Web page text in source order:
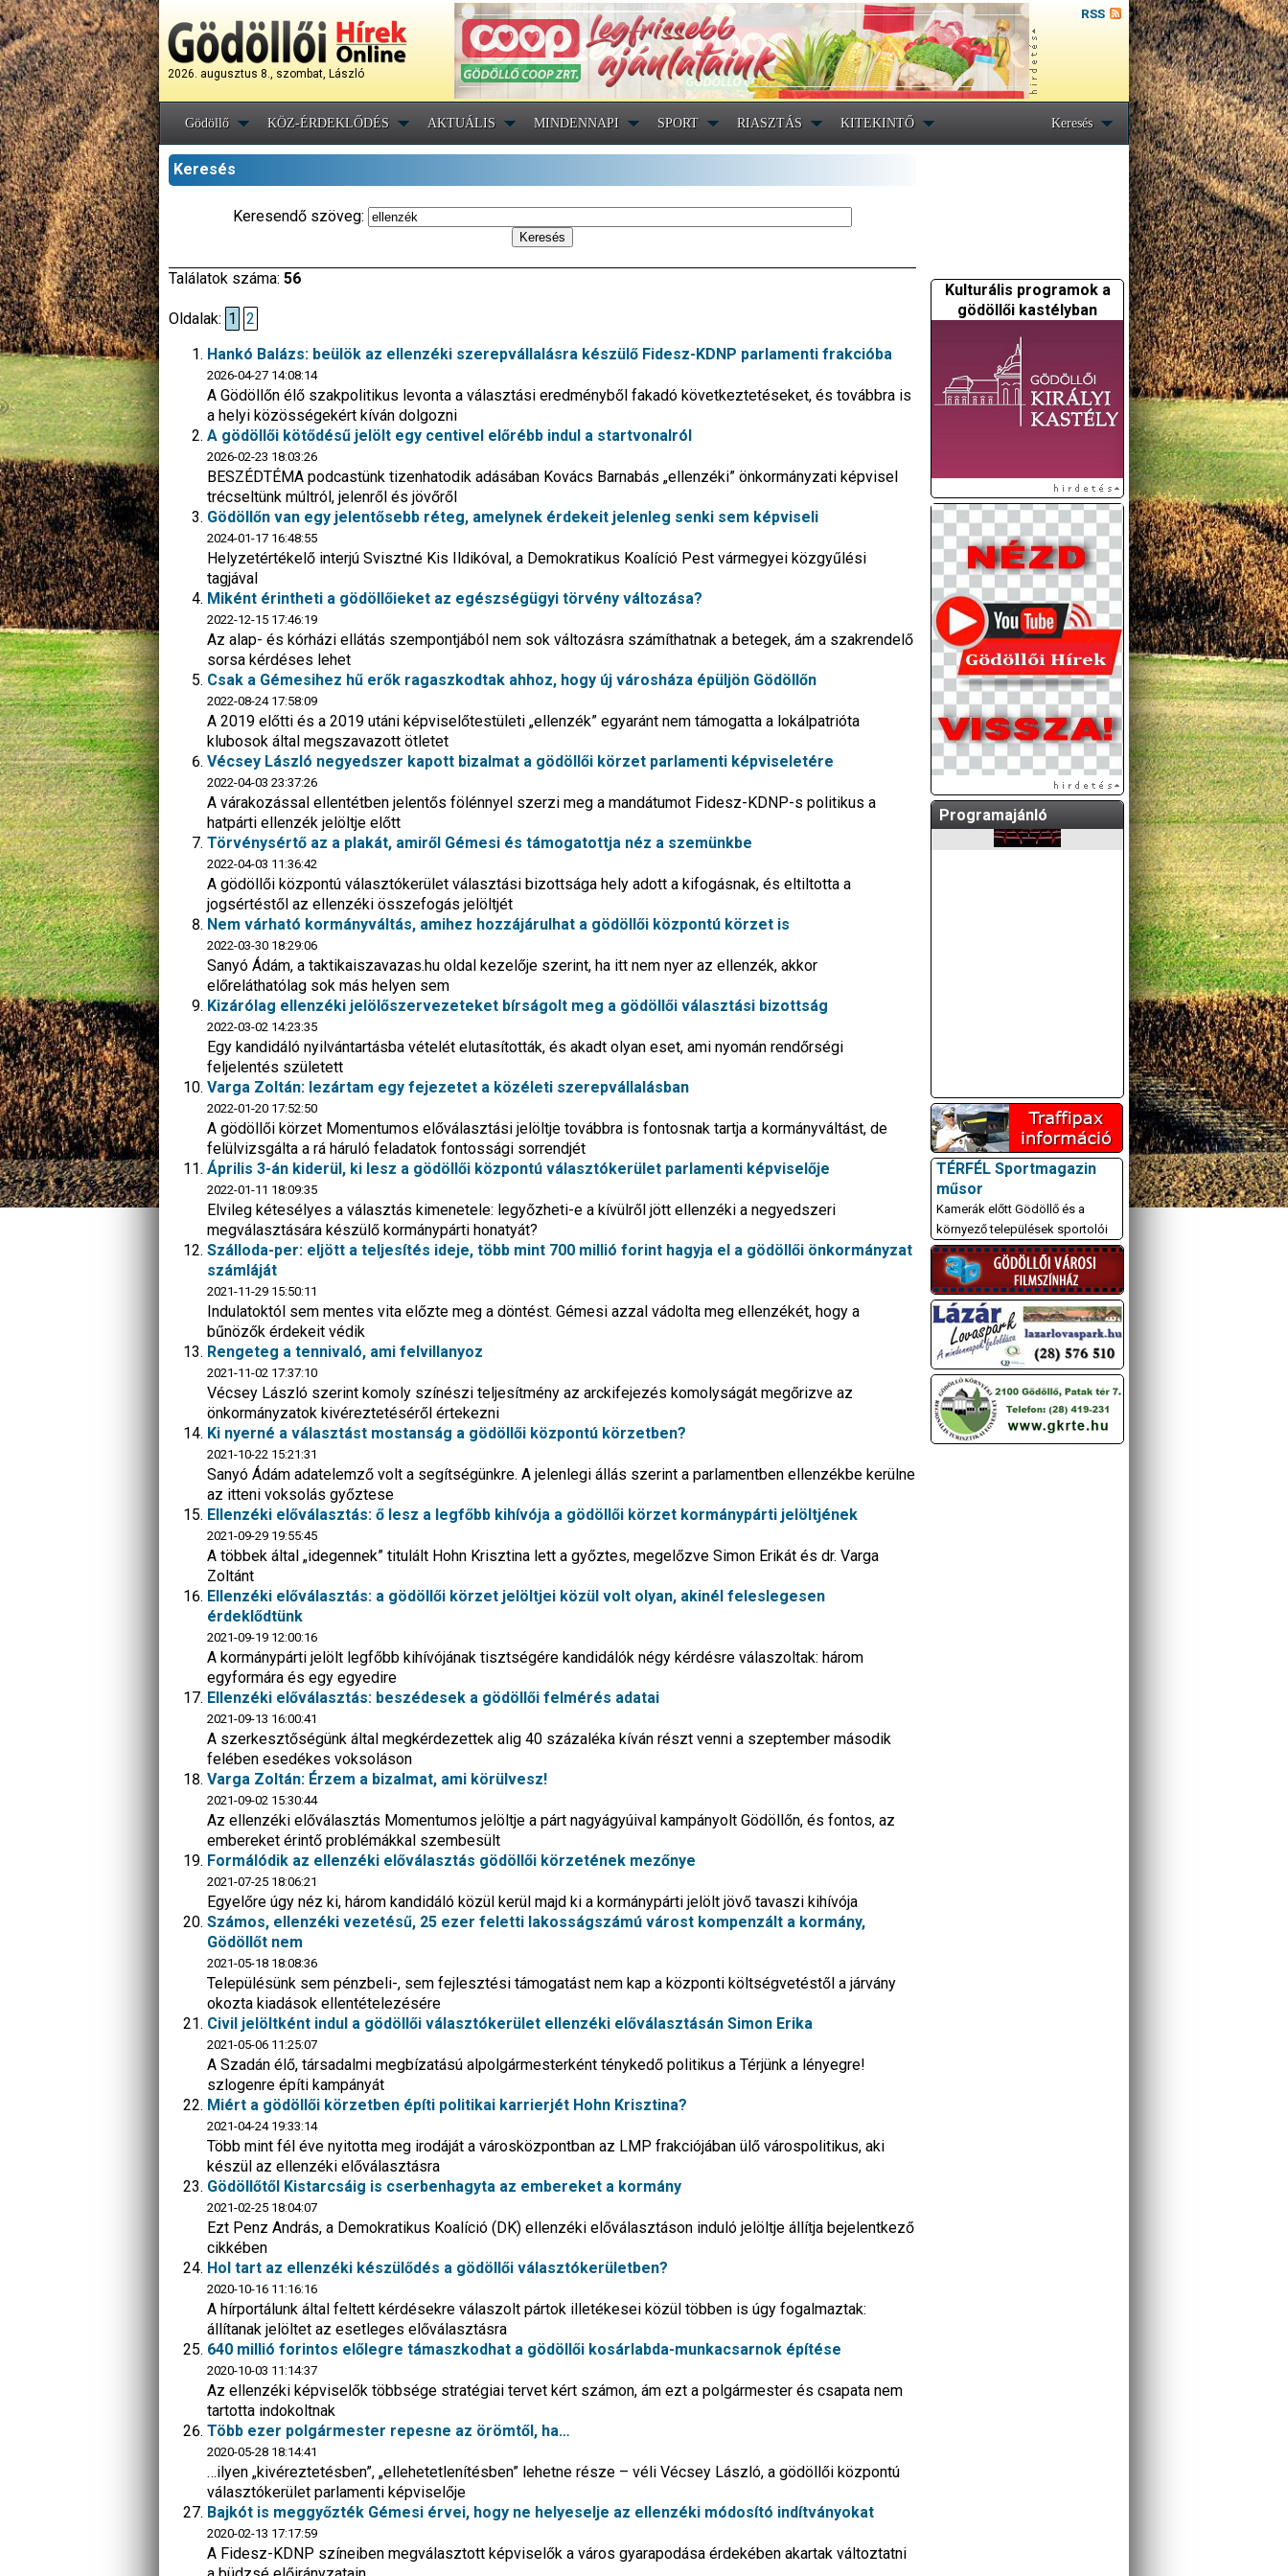
2026. augusztus 8., szombat, László
RSS
Gödöllő KÖZ-ÉRDEKLŐDÉS AKTUÁLIS MINDENNAPI SPORT RIASZTÁS KITEKINTŐ Keresés
Keresés
Keresendő szöveg:
Találatok száma: 56
Oldalak: 1
2
Hankó Balázs: beülök az ellenzéki szerepvállalásra készülő Fidesz-KDNP parlamenti frakcióba
2026-04-27 14:08:14
A Gödöllőn élő szakpolitikus levonta a választási eredményből fakadó következtetéseket, és továbbra is
a helyi közösségekért kíván dolgozni
A gödöllői kötődésű jelölt egy centivel előrébb indul a startvonalról
2026-02-23 18:03:26
BESZÉDTÉMA podcastünk tizenhatodik adásában Kovács Barnabás „ellenzéki” önkormányzati képvisel
trécseltünk múltról, jelenről és jövőről
Gödöllőn van egy jelentősebb réteg, amelynek érdekeit jelenleg senki sem képviseli
2024-01-17 16:48:55
Helyzetértékelő interjú Svisztné Kis Ildikóval, a Demokratikus Koalíció Pest vármegyei közgyűlési
tagjával
Miként érintheti a gödöllőieket az egészségügyi törvény változása?
2022-12-15 17:46:19
Az alap- és kórházi ellátás szempontjából nem sok változásra számíthatnak a betegek, ám a szakrendelő
sorsa kérdéses lehet
Csak a Gémesihez hű erők ragaszkodtak ahhoz, hogy új városháza épüljön Gödöllőn
2022-08-24 17:58:09
A 2019 előtti és a 2019 utáni képviselőtestületi „ellenzék” egyaránt nem támogatta a lokálpatrióta
klubosok által megszavazott ötletet
Vécsey László negyedszer kapott bizalmat a gödöllői körzet parlamenti képviseletére
2022-04-03 23:37:26
A várakozással ellentétben jelentős fölénnyel szerzi meg a mandátumot Fidesz-KDNP-s politikus a
hatpárti ellenzék jelöltje előtt
Törvénysértő az a plakát, amiről Gémesi és támogatottja néz a szemünkbe
2022-04-03 11:36:42
A gödöllői központú választókerület választási bizottsága hely adott a kifogásnak, és eltiltotta a
jogsértéstől az ellenzéki összefogás jelöltjét
Nem várható kormányváltás, amihez hozzájárulhat a gödöllői központú körzet is
2022-03-30 18:29:06
Sanyó Ádám, a taktikaiszavazas.hu oldal kezelője szerint, ha itt nem nyer az ellenzék, akkor
előreláthatólag sok más helyen sem
Kizárólag ellenzéki jelölőszervezeteket bírságolt meg a gödöllői választási bizottság
2022-03-02 14:23:35
Egy kandidáló nyilvántartásba vételét elutasították, és akadt olyan eset, ami nyomán rendőrségi
feljelentés született
Varga Zoltán: lezártam egy fejezetet a közéleti szerepvállalásban
2022-01-20 17:52:50
A gödöllői körzet Momentumos előválasztási jelöltje továbbra is fontosnak tartja a kormányváltást, de
felülvizsgálta a rá háruló feladatok fontossági sorrendjét
Április 3-án kiderül, ki lesz a gödöllői központú választókerület parlamenti képviselője
2022-01-11 18:09:35
Elvileg kétesélyes a választás kimenetele: legyőzheti-e a kívülről jött ellenzéki a negyedszeri
megválasztására készülő kormánypárti honatyát?
Szálloda-per: eljött a teljesítés ideje, több mint 700 millió forint hagyja el a gödöllői önkormányzat
számláját
2021-11-29 15:50:11
Indulatoktól sem mentes vita előzte meg a döntést. Gémesi azzal vádolta meg ellenzékét, hogy a
bűnözők érdekeit védik
Rengeteg a tennivaló, ami felvillanyoz
2021-11-02 17:37:10
Vécsey László szerint komoly színészi teljesítmény az arckifejezés komolyságát megőrizve az
önkormányzatok kivéreztetéséről értekezni
Ki nyerné a választást mostanság a gödöllői központú körzetben?
2021-10-22 15:21:31
Sanyó Ádám adatelemző volt a segítségünkre. A jelenlegi állás szerint a parlamentben ellenzékbe kerülne
az itteni voksolás győztese
Ellenzéki előválasztás: ő lesz a legfőbb kihívója a gödöllői körzet kormánypárti jelöltjének
2021-09-29 19:55:45
A többek által „idegennek” titulált Hohn Krisztina lett a győztes, megelőzve Simon Erikát és dr. Varga
Zoltánt
Ellenzéki előválasztás: a gödöllői körzet jelöltjei közül volt olyan, akinél feleslegesen
érdeklődtünk
2021-09-19 12:00:16
A kormánypárti jelölt legfőbb kihívójának tisztségére kandidálók négy kérdésre válaszoltak: három
egyformára és egy egyedire
Ellenzéki előválasztás: beszédesek a gödöllői felmérés adatai
2021-09-13 16:00:41
A szerkesztőségünk által megkérdezettek alig 40 százaléka kíván részt venni a szeptember második
felében esedékes voksoláson
Varga Zoltán: Érzem a bizalmat, ami körülvesz!
2021-09-02 15:30:44
Az ellenzéki előválasztás Momentumos jelöltje a párt nagyágyúival kampányolt Gödöllőn, és fontos, az
embereket érintő problémákkal szembesült
Formálódik az ellenzéki előválasztás gödöllői körzetének mezőnye
2021-07-25 18:06:21
Egyelőre úgy néz ki, három kandidáló közül kerül majd ki a kormánypárti jelölt jövő tavaszi kihívója
Számos, ellenzéki vezetésű, 25 ezer feletti lakosságszámú várost kompenzált a kormány,
Gödöllőt nem
2021-05-18 18:08:36
Településünk sem pénzbeli-, sem fejlesztési támogatást nem kap a központi költségvetéstől a járvány
okozta kiadások ellentételezésére
Civil jelöltként indul a gödöllői választókerület ellenzéki előválasztásán Simon Erika
2021-05-06 11:25:07
A Szadán élő, társadalmi megbízatású alpolgármesterként ténykedő politikus a Térjünk a lényegre!
szlogenre építi kampányát
Miért a gödöllői körzetben építi politikai karrierjét Hohn Krisztina?
2021-04-24 19:33:14
Több mint fél éve nyitotta meg irodáját a városközpontban az LMP frakciójában ülő várospolitikus, aki
készül az ellenzéki előválasztásra
Gödöllőtől Kistarcsáig is cserbenhagyta az embereket a kormány
2021-02-25 18:04:07
Ezt Penz András, a Demokratikus Koalíció (DK) ellenzéki előválasztáson induló jelöltje állítja bejelentkező
cikkében
Hol tart az ellenzéki készülődés a gödöllői választókerületben?
2020-10-16 11:16:16
A hírportálunk által feltett kérdésekre válaszolt pártok illetékesei közül többen is úgy fogalmaztak:
állítanak jelöltet az esetleges előválasztásra
640 millió forintos előlegre támaszkodhat a gödöllői kosárlabda-munkacsarnok építése
2020-10-03 11:14:37
Az ellenzéki képviselők többsége stratégiai tervet kért számon, ám ezt a polgármester és csapata nem
tartotta indokoltnak
Több ezer polgármester repesne az örömtől, ha…
2020-05-28 18:14:41
…ilyen „kivéreztetésben”, „ellehetetlenítésben” lehetne része – véli Vécsey László, a gödöllői központú
választókerület parlamenti képviselője
Bajkót is meggyőzték Gémesi érvei, hogy ne helyeselje az ellenzéki módosító indítványokat
2020-02-13 17:17:59
A Fidesz-KDNP színeiben megválasztott képviselők a város gyarapodása érdekében akartak változtatni
Kulturális programok a
gödöllői kastélyban
Programajánló
A GÖDÖLLŐI ÉS
KÖRNYÉKBELI
KULTURÁLIS- ÉS
SPORTPROGRAMOKAT
OLDALUNKON TESSZÜK
KÖZZÉ!
TÉRFÉL Sportmagazin
műsor
Kamerák előtt Gödöllő és a
környező települések sportolói